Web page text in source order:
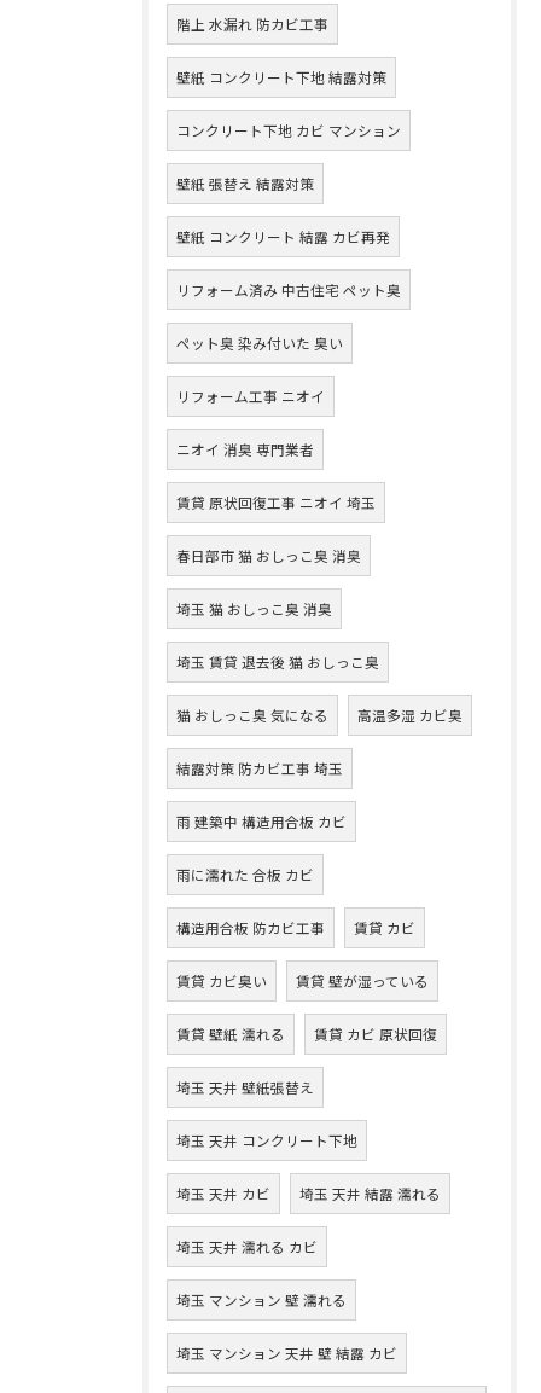
階上 水漏れ 防カビ工事
壁紙 コンクリート下地 結露対策
コンクリート下地 カビ マンション
壁紙 張替え 結露対策
壁紙 コンクリート 結露 カビ再発
リフォーム済み 中古住宅 ペット臭
ペット臭 染み付いた 臭い
リフォーム工事 ニオイ
ニオイ 消臭 専門業者
賃貸 原状回復工事 ニオイ 埼玉
春日部市 猫 おしっこ臭 消臭
埼玉 猫 おしっこ臭 消臭
埼玉 賃貸 退去後 猫 おしっこ臭
猫 おしっこ臭 気になる 高温多湿 カビ臭
結露対策 防カビ工事 埼玉
雨 建築中 構造用合板 カビ
雨に濡れた 合板 カビ
構造用合板 防カビ工事 賃貸 カビ
賃貸 カビ臭い 賃貸 壁が湿っている
賃貸 壁紙 濡れる 賃貸 カビ 原状回復
埼玉 天井 壁紙張替え
埼玉 天井 コンクリート下地
埼玉 天井 カビ 埼玉 天井 結露 濡れる
埼玉 天井 濡れる カビ
埼玉 マンション 壁 濡れる
埼玉 マンション 天井 壁 結露 カビ